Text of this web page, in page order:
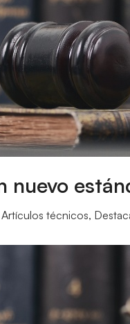
nuevo
Artículos técnicos,